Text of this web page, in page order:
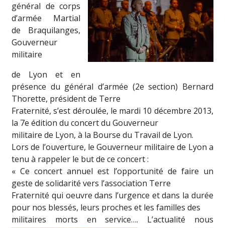
général de corps
d’armée Martial
de Braquilanges,
Gouverneur
militaire
de Lyon et en
présence du général d’armée (2e section) Bernard
Thorette, président de Terre
Fraternité, s’est déroulée, le mardi 10 décembre 2013,
la 7e édition du concert du Gouverneur
militaire de Lyon, à la Bourse du Travail de Lyon.
Lors de l’ouverture, le Gouverneur militaire de Lyon a
tenu à rappeler le but de ce concert :
« Ce concert annuel est l’opportunité de faire un
geste de solidarité vers l’association Terre
Fraternité qui oeuvre dans l’urgence et dans la durée
pour nos blessés, leurs proches et les familles des
militaires morts en service…. L’actualité nous